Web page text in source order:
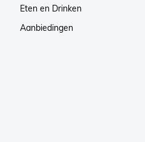
Eten en Drinken
Aanbiedingen